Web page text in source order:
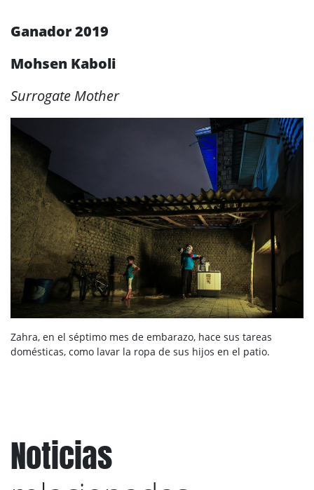
Ganador2019
Mohsen Kaboli
Surrogate Mother
Zahra, en el séptimo mes de embarazo, hace sus tareas
domésticas, como lavar la ropa de sus hijos en el patio.
Noticias